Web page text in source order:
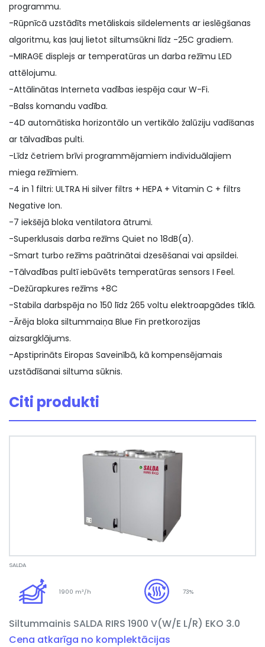
programmu.
-Rūpnīcā uzstādīts metāliskais sildelements ar ieslēgšanas
algoritmu, kas ļauj lietot siltumsūkni līdz -25C gradiem.
-MIRAGE displejs ar temperatūras un darba režīmu LED
attēlojumu.
-Attālinātas Interneta vadības iespēja caur W-Fi.
-Balss komandu vadība.
-4D automātiska horizontālo un vertikālo žalūziju vadīšanas
ar tālvadības pulti.
-Līdz četriem brīvi programmējamiem individuālajiem
miega režīmiem.
-4 in 1 filtri: ULTRA Hi silver filtrs + HEPA + Vitamin C + filtrs
Negative Ion.
-7 iekšējā bloka ventilatora ātrumi.
-Superklusais darba režīms Quiet no 18dB(a).
-Smart turbo režīms paātrinātai dzesēšanai vai apsildei.
-Tālvadības pultī iebūvēts temperatūras sensors I Feel.
-Dežūrapkures režīms +8C
-Stabila darbspēja no 150 līdz 265 voltu elektroapgādes tīklā.
-Ārēja bloka siltummaiņa Blue Fin pretkorozijas
aizsargklājums.
-Apstiprināts Eiropas Saveinībā, kā kompensējamais
uzstādīšanai siltuma sūknis.
Citi produkti
SALDA
73%
1900 m³/h
Siltummainis SALDA RIRS 1900 V(W/E L/R) EKO 3.0
Cena atkarīga no komplektācijas